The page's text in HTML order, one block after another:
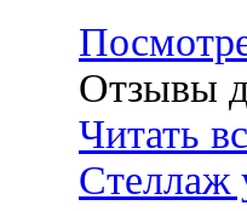
Отзывы
Читать
Стеллаж